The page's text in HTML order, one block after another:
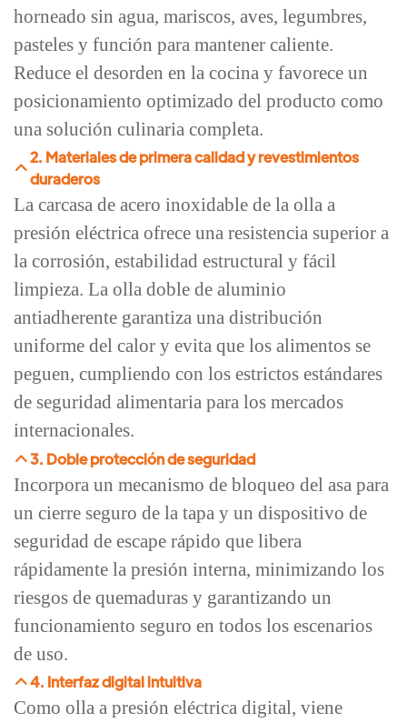
horneado sin agua, mariscos, aves, legumbres,
pasteles y función para mantener caliente.
Reduce el desorden en la cocina y favorece un
posicionamiento optimizado del producto como
una solución culinaria completa.
2. Materiales de primera calidad y revestimientos
duraderos
La carcasa de acero inoxidable de la olla a
presión eléctrica ofrece una resistencia superior a
la corrosión, estabilidad estructural y fácil
limpieza. La olla doble de aluminio
antiadherente garantiza una distribución
uniforme del calor y evita que los alimentos se
peguen, cumpliendo con los estrictos estándares
de seguridad alimentaria para los mercados
internacionales.
3. Doble protección de seguridad
Incorpora un mecanismo de bloqueo del asa para
un cierre seguro de la tapa y un dispositivo de
seguridad de escape rápido que libera
rápidamente la presión interna, minimizando los
riesgos de quemaduras y garantizando un
funcionamiento seguro en todos los escenarios
de uso.
4. Interfaz digital intuitiva
Como olla a presión eléctrica digital, viene